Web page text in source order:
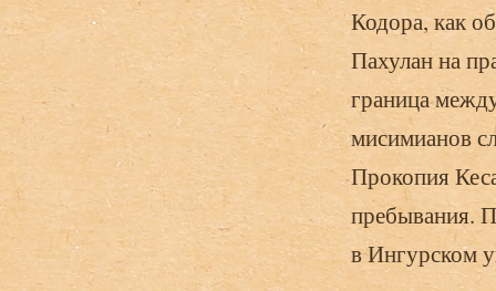
Кодора, как
Пахулан на
граница
мисимианов
Прокопия
пребывания.
в Ингурском